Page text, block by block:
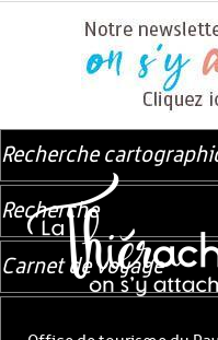
Recherche
Recherche
Carnet de voyage